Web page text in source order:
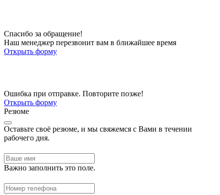
Спасибо за обращение!
Наш менеджер перезвонит вам в ближайшее время
Открыть форму
Ошибка при отправке. Повторите позже!
Открыть форму
Резюме
Оставьте своё резюме, и мы свяжемся с Вами в течении
рабочего дня.
Важно заполнить это поле.